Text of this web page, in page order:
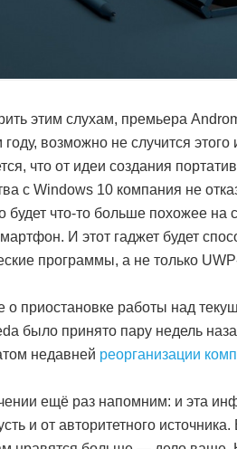
этим слухам, премьера
году, возможно не случится
что от идеи создания
с Windows 10 компания не
будет что-то больше похожее на
И этот гаджет будет
программы, а не только
о приостановке работы над
было принято пару недель
недавней реорганизации
ещё раз напомним: и эта
и от авторитетного